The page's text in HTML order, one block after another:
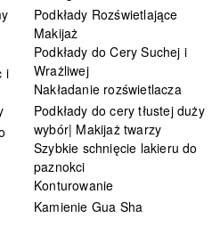
i
Podkłady Rozświetlające
Makijaż
Podkłady do Cery Suchej i
Wrażliwej
Nakładanie rozświetlacza
Podkłady do cery tłustej duży
wybór| Makijaż twarzy
Szybkie schnięcie lakieru do
paznokci
Konturowanie
Kamienie Gua Sha